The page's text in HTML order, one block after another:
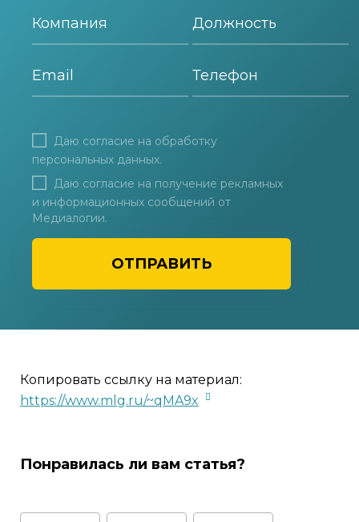
ОТПРАВИТЬ
Даю согласие на обработку
персональных данных.
Даю согласие на получение рекламных
и информационных сообщений от
Медиалогии.
Копировать ссылку на материал:
https://www.mlg.ru/~qMA9x
Понравилась ли вам статья?